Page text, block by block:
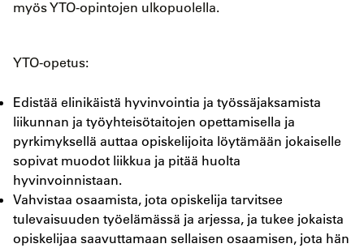
myös YTO-opintojen ulkopuolella.
YTO-opetus:
Edistää elinikäistä hyvinvointia ja työssäjaksamista
liikunnan ja työyhteisötaitojen opettamisella ja
pyrkimyksellä auttaa opiskelijoita löytämään jokaiselle
sopivat muodot liikkua ja pitää huolta
hyvinvoinnistaan.
Vahvistaa osaamista, jota opiskelija tarvitsee
tulevaisuuden työelämässä ja arjessa, ja tukee jokaista
opiskelijaa saavuttamaan sellaisen osaamisen, jota hän